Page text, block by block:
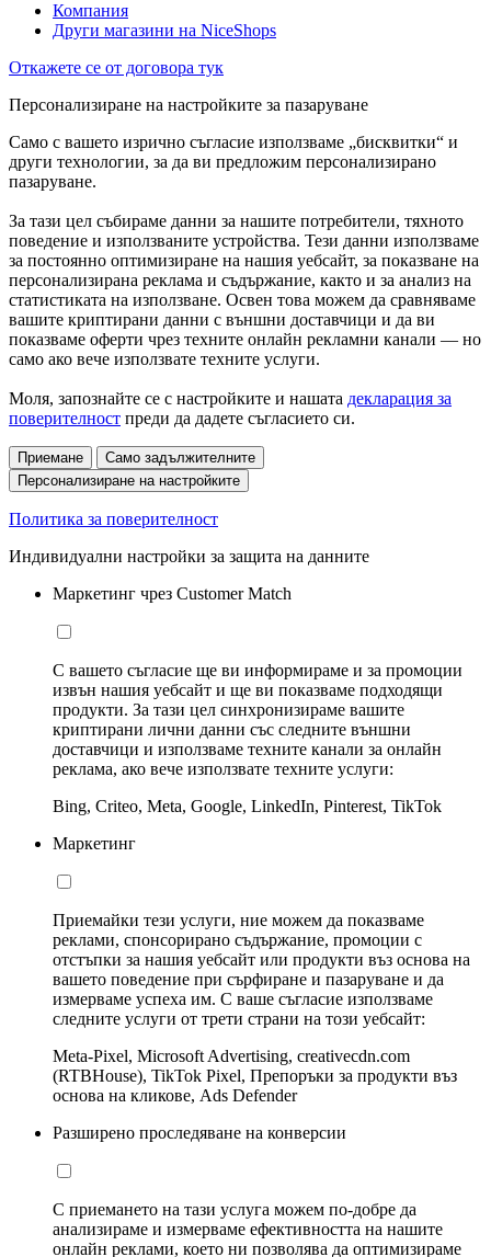
Компания
Други магазини на NiceShops
Откажете се от договора тук
Персонализиране на настройките за пазаруване
Само с вашето изрично съгласие използваме „бисквитки“ и
други технологии, за да ви предложим персонализирано
пазаруване.
За тази цел събираме данни за нашите потребители, тяхното
поведение и използваните устройства. Тези данни използваме
за постоянно оптимизиране на нашия уебсайт, за показване на
персонализирана реклама и съдържание, както и за анализ на
статистиката на използване. Освен това можем да сравняваме
вашите криптирани данни с външни доставчици и да ви
показваме оферти чрез техните онлайн рекламни канали — но
само ако вече използвате техните услуги.
Моля, запознайте се с настройките и нашата декларация за
поверителност преди да дадете съгласието си.
Приемане
Само задължителните
Персонализиране на настройките
Политика за поверителност
Индивидуални настройки за защита на данните
Маркетинг чрез Customer Match
С вашето съгласие ще ви информираме и за промоции
извън нашия уебсайт и ще ви показваме подходящи
продукти. За тази цел синхронизираме вашите
криптирани лични данни със следните външни
доставчици и използваме техните канали за онлайн
реклама, ако вече използвате техните услуги:
Bing, Criteo, Meta, Google, LinkedIn, Pinterest, TikTok
Маркетинг
Приемайки тези услуги, ние можем да показваме
реклами, спонсорирано съдържание, промоции с
отстъпки за нашия уебсайт или продукти въз основа на
вашето поведение при сърфиране и пазаруване и да
измерваме успеха им. С ваше съгласие използваме
следните услуги от трети страни на този уебсайт:
Meta-Pixel, Microsoft Advertising, creativecdn.com
(RTBHouse), TikTok Pixel, Препоръки за продукти въз
основа на кликове, Ads Defender
Разширено проследяване на конверсии
С приемането на тази услуга можем по-добре да
анализираме и измерваме ефективността на нашите
онлайн реклами, което ни позволява да оптимизираме